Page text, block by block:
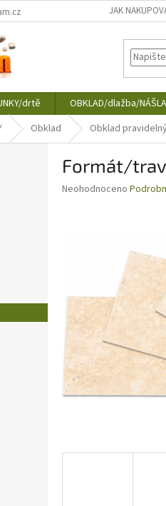
JAK
drtě OBKLAD/dlažba/
Obklad Obklad
Formát/
Průměrné
Neohodnoceno